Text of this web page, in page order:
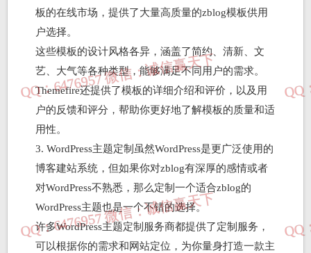
板的在线市场，提供了大量高质量的zblog模板供用
户选择。
这些模板的设计风格各异，涵盖了简约、清新、文
艺、大气等各种类型，能够满足不同用户的需求。
Themefire还提供了模板的详细介绍和评价，以及用
户的反馈和评分，帮助你更好地了解模板的质量和适
用性。
3. WordPress主题定制虽然WordPress是更广泛使用的
博客建站系统，但如果你对zblog有深厚的感情或者
对WordPress不熟悉，那么定制一个适合zblog的
WordPress主题也是一个不错的选择。
许多WordPress主题定制服务商都提供了定制服务，
可以根据你的需求和网站定位，为你量身打造一款主